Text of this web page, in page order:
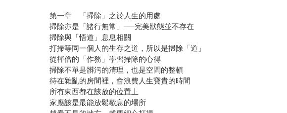
第一章 「掃除」之於人生的用處
掃除亦是「諸行無常」──完美狀態並不存在
掃除與「悟道」息息相關
打掃等同一個人的生存之道，所以是掃除「道」
從禪僧的「作務」學習掃除的心得
掃除不單是髒污的清理，也是空間的整頓
待在雜亂的房間裡，會浪費人生寶貴的時間
所有東西都在該放的位置上
家應該是最能放鬆歇息的場所